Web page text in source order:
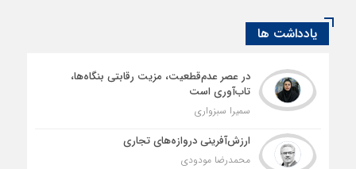
یادداشت ها
در عصر عدم‌قطعیت، مزیت رقابتی بنگاه‌ها،
تاب‌آوری است
سمیرا سبزواری
ارزش‌آفرینی دروازه‌های تجاری
محمدرضا مودودی